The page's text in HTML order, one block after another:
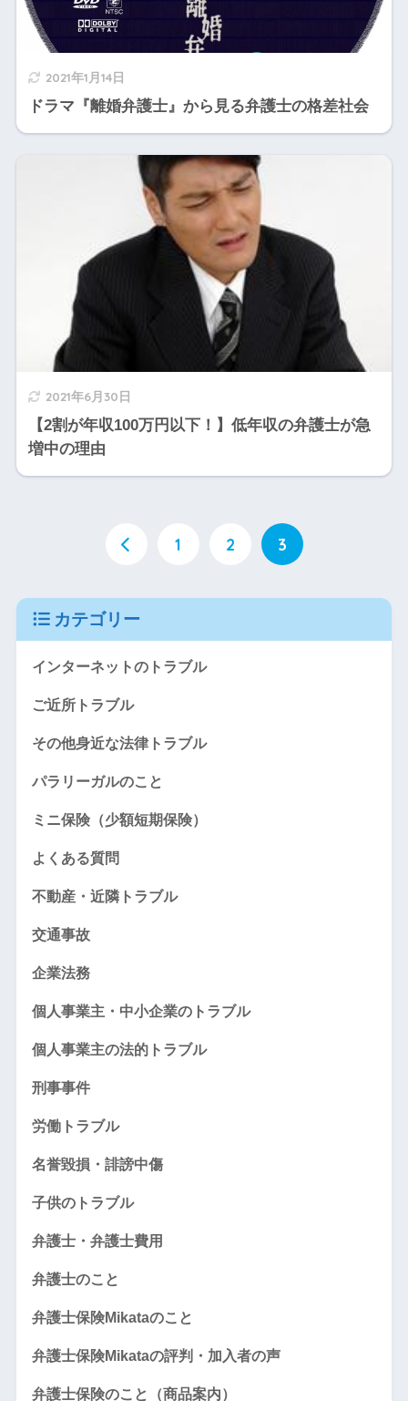
2021年1月14日
ドラマ『離婚弁護士』から見る弁護士の格差社会
2021年6月30日
【2割が年収100万円以下！】低年収の弁護士が急
増中の理由
1 2 3
カテゴリー
インターネットのトラブル
ご近所トラブル
その他身近な法律トラブル
パラリーガルのこと
ミニ保険（少額短期保険）
よくある質問
不動産・近隣トラブル
交通事故
企業法務
個人事業主・中小企業のトラブル
個人事業主の法的トラブル
刑事事件
労働トラブル
名誉毀損・誹謗中傷
子供のトラブル
弁護士・弁護士費用
弁護士のこと
弁護士保険Mikataのこと
弁護士保険Mikataの評判・加入者の声
弁護士保険のこと（商品案内）